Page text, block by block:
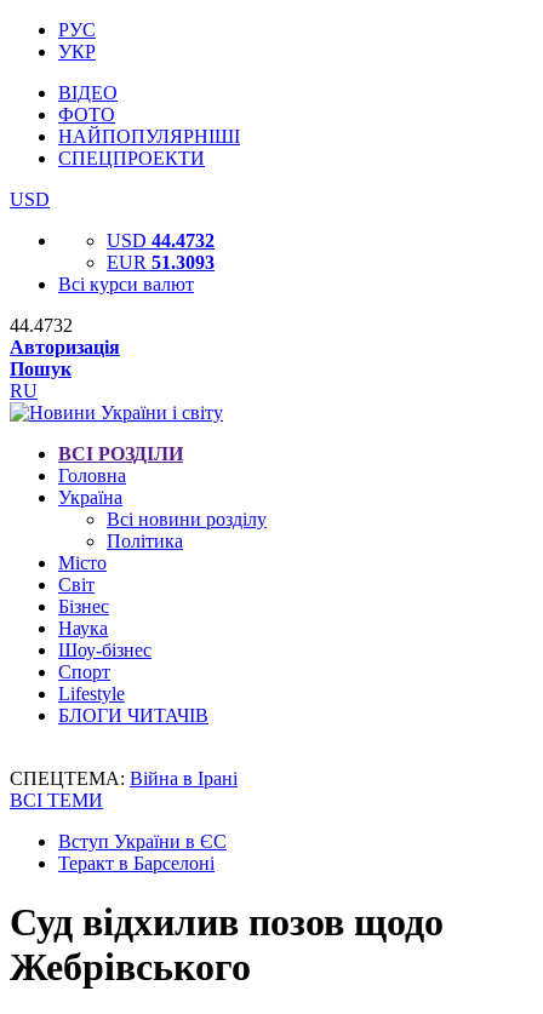
РУС
УКР
ВІДЕО
ФОТО
НАЙПОПУЛЯРНІШІ
СПЕЦПРОЕКТИ
USD
USD 44.4732
EUR 51.3093
Всі курси валют
44.4732
Авторизація
Пошук
RU
ВСІ РОЗДІЛИ
Головна
Україна
Всі новини розділу
Політика
Місто
Світ
Бізнес
Наука
Шоу-бізнес
Спорт
Lifestyle
БЛОГИ ЧИТАЧІВ
СПЕЦТЕМА: Війна в Ірані
ВСІ ТЕМИ
Вступ України в ЄС
Теракт в Барселоні
Суд відхилив позов щодо
Жебрівського